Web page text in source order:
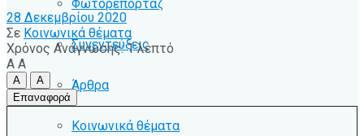
Φωτορεπορτάζ
Συνεντεύξεις
Άρθρα
Κοινωνικά θέματα
28 Δεκεμβρίου 2020
Σε Κοινωνικά θέματα
Χρόνος Ανάγνωσης: 1 λεπτό
A A
A
A
Επαναφορά